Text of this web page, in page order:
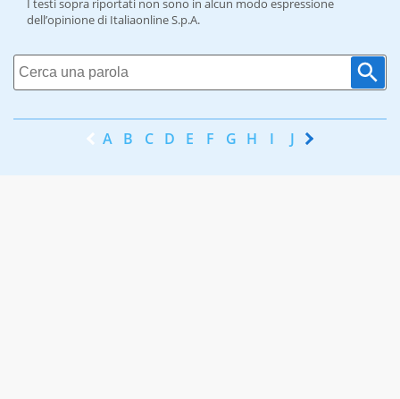
I testi sopra riportati non sono in alcun modo espressione
dell’opinione di Italiaonline S.p.A.
A B C D E F G H I J K